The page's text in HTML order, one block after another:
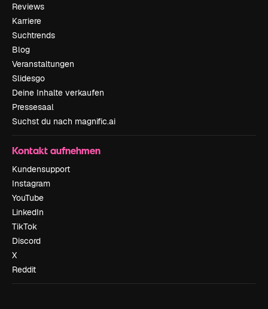
Reviews
Karriere
Suchtrends
Blog
Veranstaltungen
Slidesgo
Deine Inhalte verkaufen
Pressesaal
Suchst du nach magnific.ai
Kontakt aufnehmen
Kundensupport
Instagram
YouTube
LinkedIn
TikTok
Discord
X
Reddit